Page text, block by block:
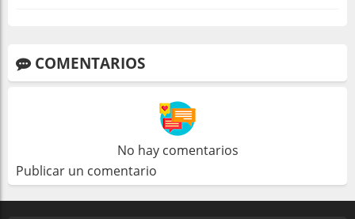
COMENTARIOS
No hay comentarios
Publicar un comentario